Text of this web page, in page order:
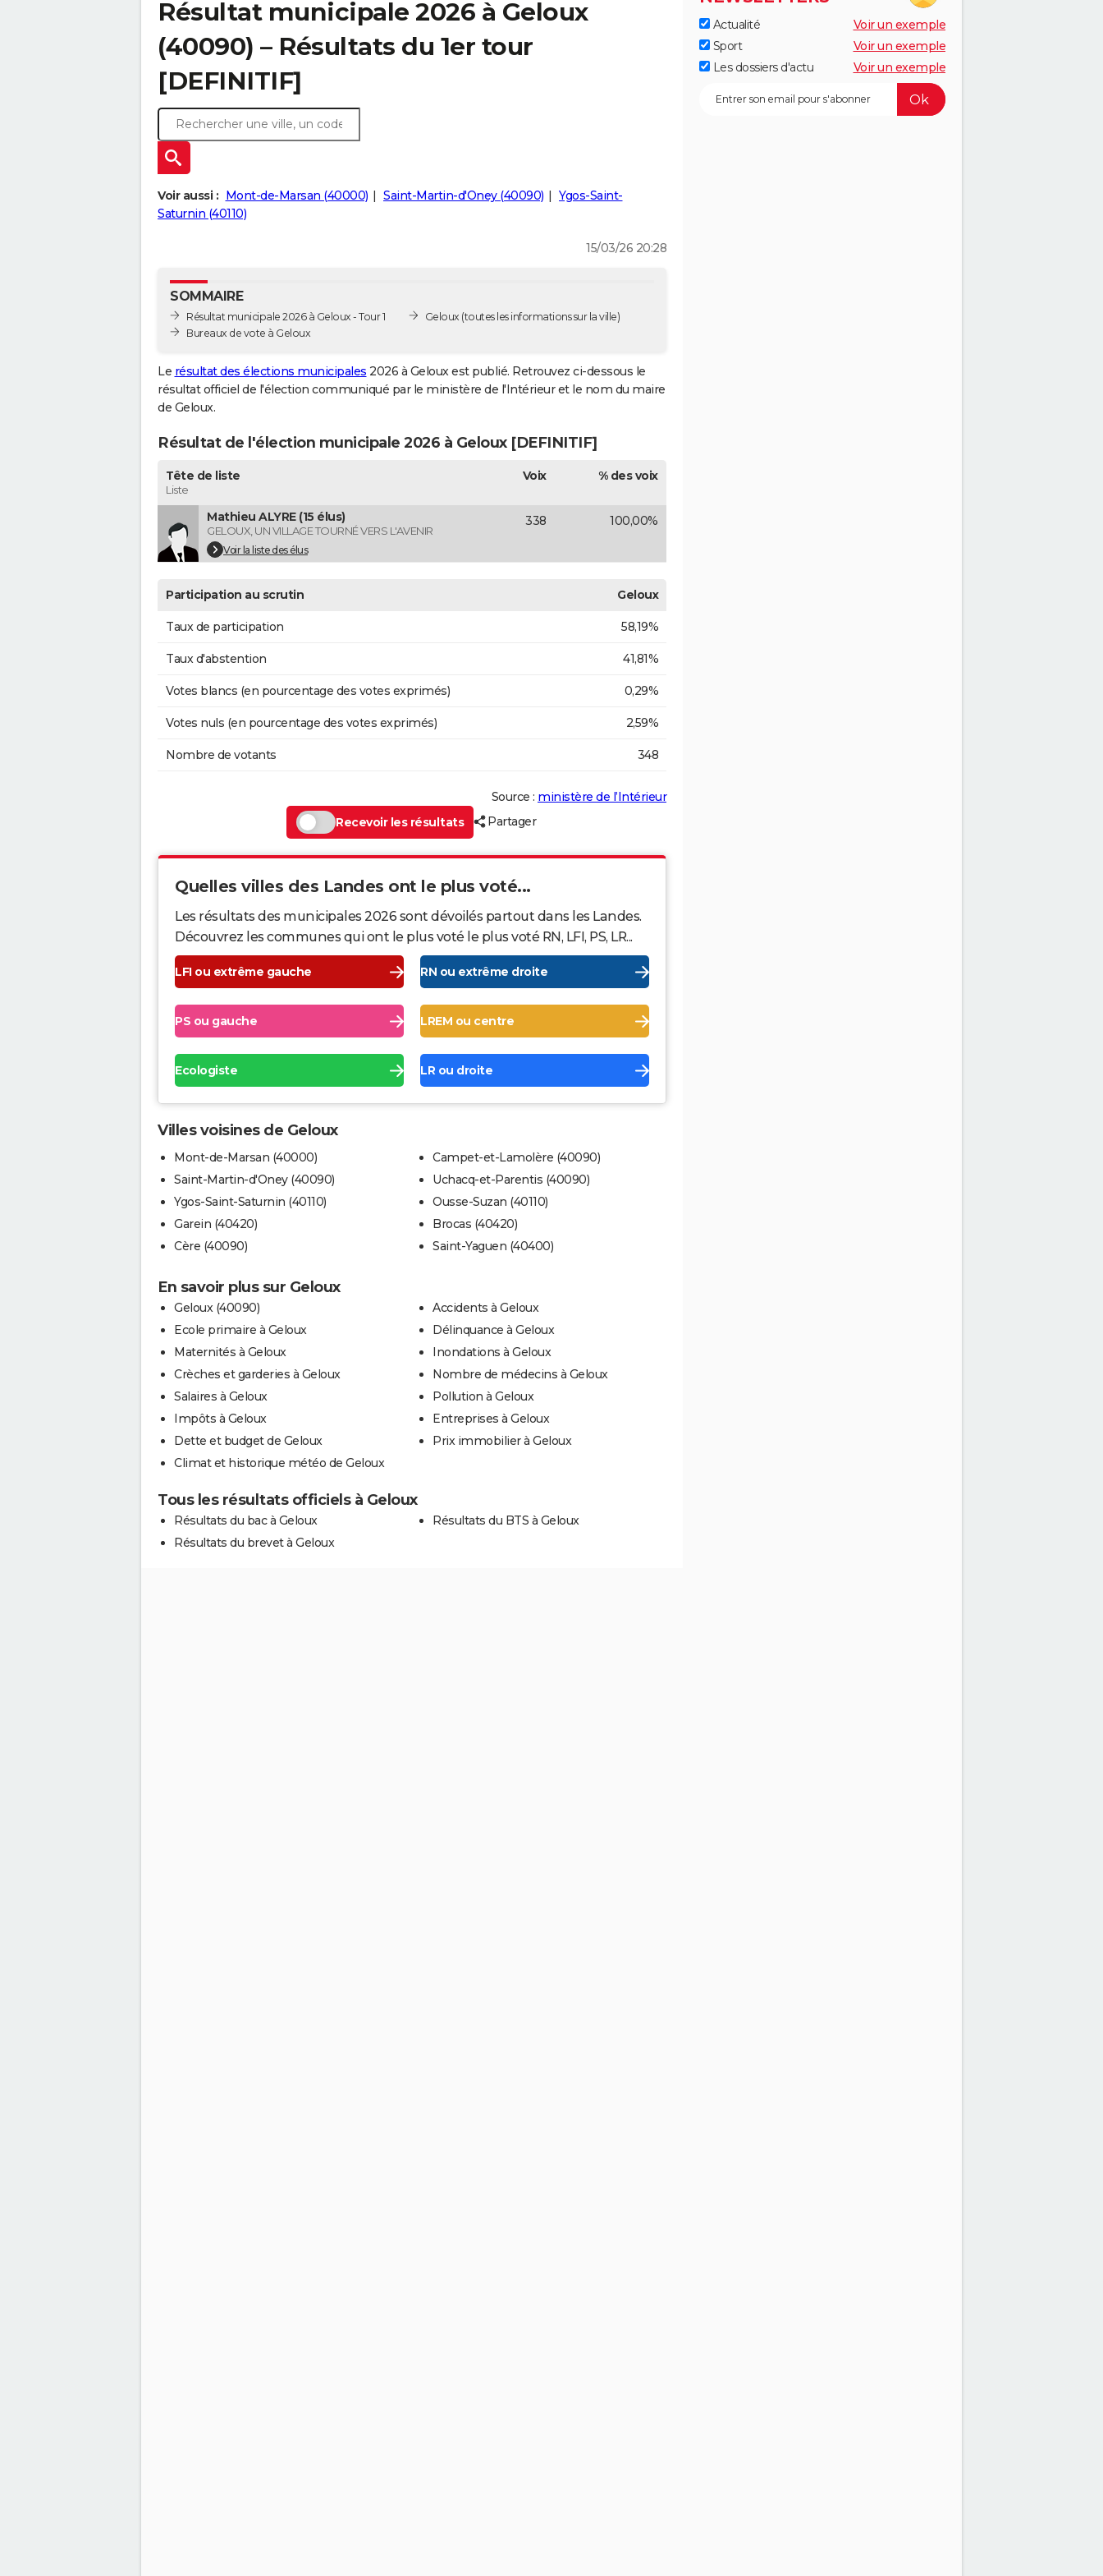
Résultat municipale 2026 à Geloux
(40090) – Résultats du 1er tour
[DEFINITIF]
Voir aussi : Mont-de-Marsan (40000) Saint-Martin-d'Oney (40090)
Ygos-Saint-
Saturnin (40110)
15/03/26 20:28
SOMMAIRE
Résultat municipale 2026 à Geloux - Tour 1
Bureaux de vote à Geloux
Geloux (toutes les informations sur la ville)
Le résultat des élections municipales 2026 à Geloux est publié. Retrouvez ci-dessous le
résultat officiel de l'élection communiqué par le ministère de l'Intérieur et le nom du maire
de Geloux.
Résultat de l'élection municipale 2026 à Geloux [DEFINITIF]
Tête de liste
Liste
Voix % des voix
Mathieu ALYRE (15 élus)
GELOUX, UN VILLAGE TOURNÉ VERS L'AVENIR
Voir la liste des élus
338 100,00%
Participation au scrutin Geloux
Taux de participation 58,19%
Taux d'abstention 41,81%
Votes blancs (en pourcentage des votes exprimés) 0,29%
Votes nuls (en pourcentage des votes exprimés) 2,59%
Nombre de votants 348
Source : ministère de l’Intérieur
Recevoir les résultats
Partager
Quelles villes des Landes ont le plus voté...
Les résultats des municipales 2026 sont dévoilés partout dans les Landes.
Découvrez les communes qui ont le plus voté le plus voté RN, LFI, PS, LR...
LFI ou extrême gauche RN ou extrême droite
PS ou gauche LREM ou centre
Ecologiste LR ou droite
Villes voisines de Geloux
Mont-de-Marsan (40000)
Saint-Martin-d'Oney (40090)
Ygos-Saint-Saturnin (40110)
Garein (40420)
Cère (40090)
Campet-et-Lamolère (40090)
Uchacq-et-Parentis (40090)
Ousse-Suzan (40110)
Brocas (40420)
Saint-Yaguen (40400)
En savoir plus sur Geloux
Geloux (40090)
Ecole primaire à Geloux
Maternités à Geloux
Crèches et garderies à Geloux
Salaires à Geloux
Impôts à Geloux
Dette et budget de Geloux
Climat et historique météo de Geloux
Accidents à Geloux
Délinquance à Geloux
Inondations à Geloux
Nombre de médecins à Geloux
Pollution à Geloux
Entreprises à Geloux
Prix immobilier à Geloux
Tous les résultats officiels à Geloux
Résultats du bac à Geloux
Résultats du brevet à Geloux
Résultats du BTS à Geloux
Actualité
Voir un exemple
Sport
Voir un exemple
Les dossiers d'actu
Voir un exemple